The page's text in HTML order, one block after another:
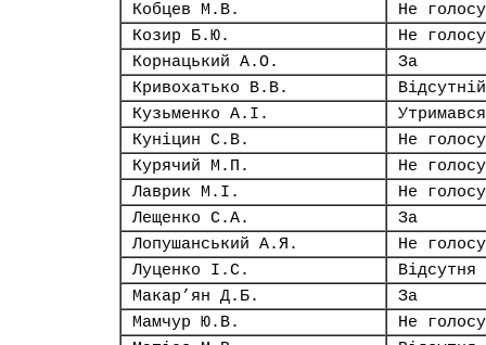
Кобцев М.В.
Не
Козир Б.Ю.
Не
Корнацький А.О.
За
Кривохатько В.В.
Відсутній
Кузьменко А.І.
Утримався
Куніцин С.В.
Не
Курячий М.П.
Не
Лаврик М.І.
Не
Лещенко С.А.
За
Лопушанський А.Я.
Не
Луценко І.С.
Відсутня
Макар’ян Д.Б.
За
Мамчур Ю.В.
Не